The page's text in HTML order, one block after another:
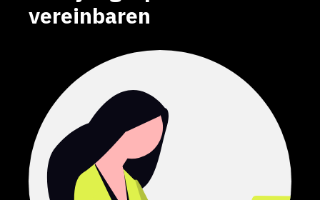
Analysegespräch
vereinbaren